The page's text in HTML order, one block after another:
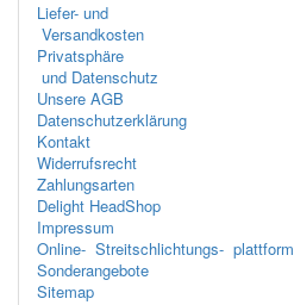
Liefer- und
Versandkosten
Privatsphäre
und Datenschutz
Unsere AGB
Datenschutzerklärung
Kontakt
Widerrufsrecht
Zahlungsarten
Delight HeadShop
Impressum
Online- Streitschlichtungs- plattform
Sonderangebote
Sitemap